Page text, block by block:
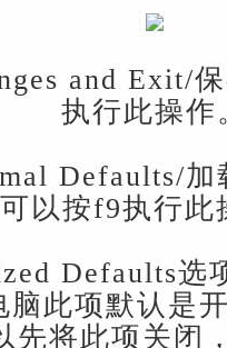
and Exit/
执行此操作
Defaults/
可以按f9执行此
Defaults
脑此项默认是
先将此项关闭